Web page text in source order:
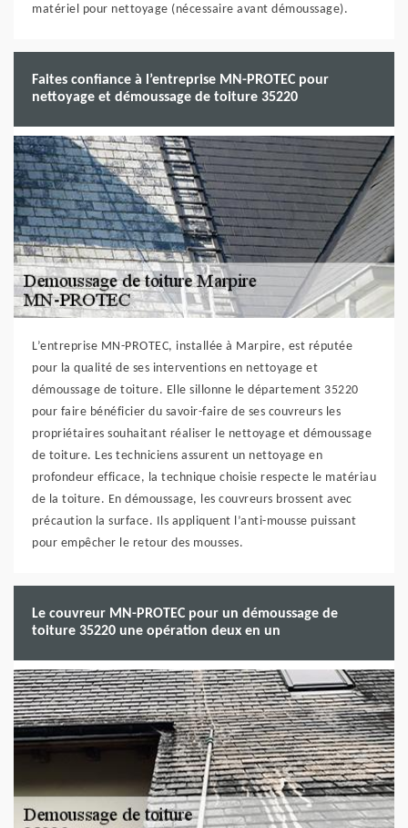
matériel pour nettoyage (nécessaire avant démoussage).
Faites confiance à l’entreprise MN-PROTEC pour
nettoyage et démoussage de toiture 35220
L’entreprise MN-PROTEC, installée à Marpire, est réputée
pour la qualité de ses interventions en nettoyage et
démoussage de toiture. Elle sillonne le département 35220
pour faire bénéficier du savoir-faire de ses couvreurs les
propriétaires souhaitant réaliser le nettoyage et démoussage
de toiture. Les techniciens assurent un nettoyage en
profondeur efficace, la technique choisie respecte le matériau
de la toiture. En démoussage, les couvreurs brossent avec
précaution la surface. Ils appliquent l’anti-mousse puissant
pour empêcher le retour des mousses.
Le couvreur MN-PROTEC pour un démoussage de
toiture 35220 une opération deux en un